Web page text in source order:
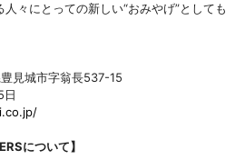
々にとっての新しい“おみやげ”としても
見城市字翁長537-15
日
について】